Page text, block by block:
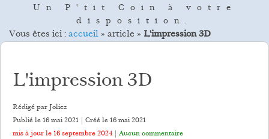
Un P'tit Coin à votre
disposition.
Vous êtes ici :accueil » article » L'impression 3D
L'impression 3D
Rédigé par Joliez
Publié le 16 mai 2021 | Créé le16 mai 2021
mis à jour le 16 septembre 2024 | Aucun commentaire